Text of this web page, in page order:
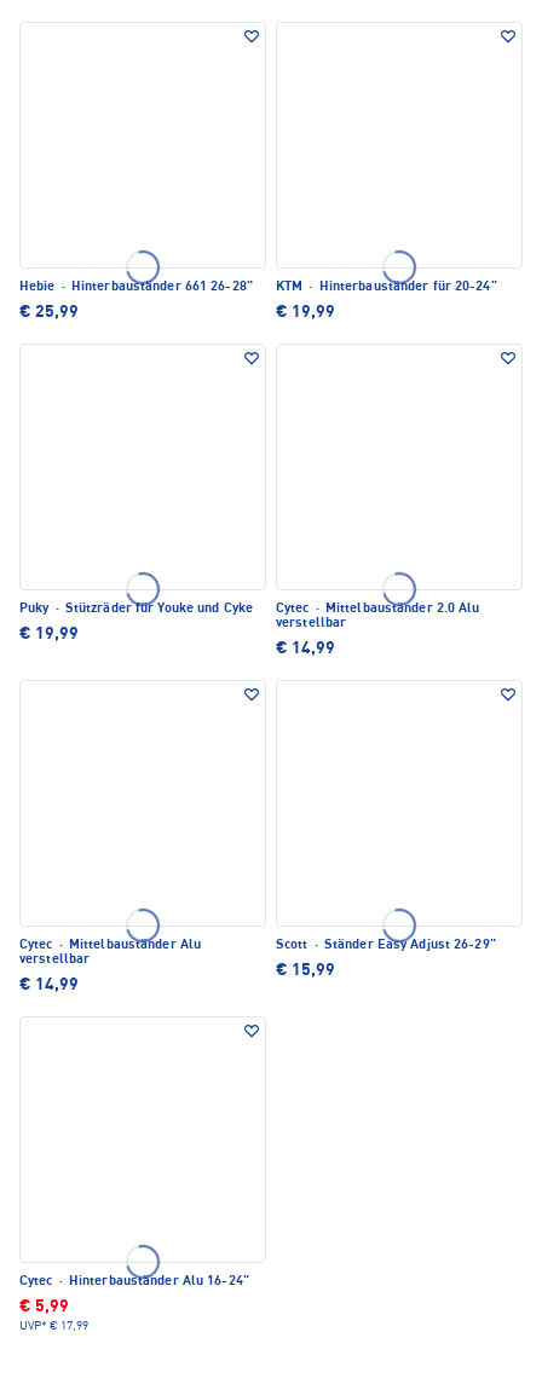
Hebie · Hinterbauständer 661 26-28"
€ 25,99
KTM · Hinterbauständer für 20-24"
€ 19,99
Puky · Stützräder für Youke und Cyke
€ 19,99
Cytec · Mittelbauständer 2.0 Alu
verstellbar
€ 14,99
Cytec · Mittelbauständer Alu
verstellbar
€ 14,99
Scott · Ständer Easy Adjust 26-29"
€ 15,99
Cytec · Hinterbauständer Alu 16-24"
€ 5,99
UVP* € 17,99